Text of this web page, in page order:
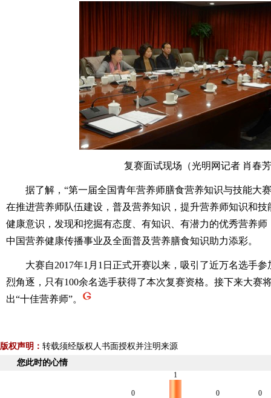
复赛面试现场（光明网记者 肖春
据了解，“第一届全国青年营养师膳食营养知识与技能大
在推进营养师队伍建设，普及营养知识，提升营养师知识和
健康意识，发现和挖掘有态度、有知识、有潜力的优秀营养
中国营养健康传播事业及全面普及营养膳食知识助力添彩。
大赛自2017年1月1日正式开赛以来，吸引了近万名选手参
烈角逐，只有100余名选手获得了本次复赛资格。接下来大赛
出“十佳营养师”。
版权声明： 转载须经版权人书面授权并注明来源
您此时的心情
0
1
0 0